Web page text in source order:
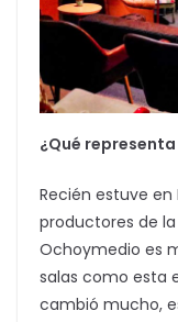
¿Qué
Recién estuve en
productores de
Ochoymedio es
salas como esta
cambió mucho,